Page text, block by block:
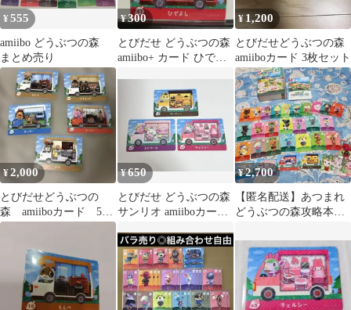
¥555
amiibo どうぶつの森
まとめ売り
¥300
とびだせ どうぶつの森
amiibo+ カード ひでよ
¥1,200
とびだせどうぶつの森
amiiboカード 3枚セット
¥2,000
とびだせどうぶつの
森 amiiboカード 5枚
セット
¥650
とびだせ どうぶつの森
サンリオ amiiboカード
中】
¥2,700
【匿名配送】あつまれ
どうぶつの森攻略本＋